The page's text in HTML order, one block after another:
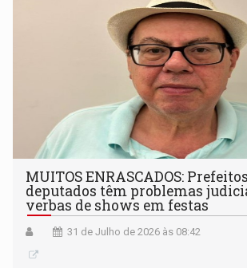
MUITOS ENRASCADOS:
deputados têm problemas
verbas de shows em festas
31 de Julho de 2026 às 08:42